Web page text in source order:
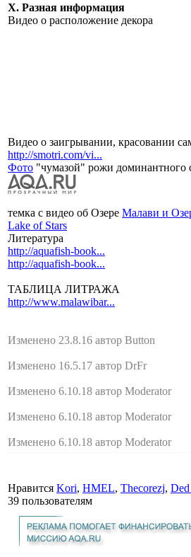
X. Разная информация
Видео о расположение декора
Видео о заигрывании, красовании
http://smotri.com/vi...
Фото "чумазой" рожи доминантного
темка с видео об Озере Малави и
Lake of Stars
Литература
http://aquafish-book...
http://aquafish-book...
ТАБЛИЦА ЛИТРАЖА
http://www.malawibar...
Изменено 23.8.16 автор Button
Изменено 16.5.17 автор DrFr
Изменено 6.10.18 автор Moderator
Изменено 6.10.18 автор Moderator
Изменено 6.10.18 автор Moderator
Нравится Kori, HMEL, Thecorezj,
39 пользователям